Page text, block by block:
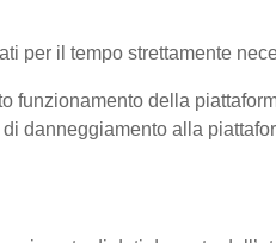
per il tempo strettamente
funzionamento della
danneggiamento alla